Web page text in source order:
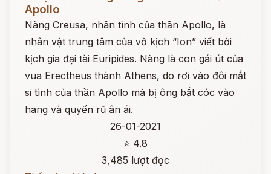
Apollo
Nàng Creusa, nhân tình của thần Apollo, là
nhân vật trung tâm của vở kịch “Ion” viết bởi
kịch gia đại tài Euripides. Nàng là con gái út của
vua Erectheus thành Athens, do rơi vào đôi mắt
si tình của thần Apollo mà bị ông bắt cóc vào
hang và quyến rũ ân ái.
26-01-2021
⭐ 4.8
3,485 lượt đọc